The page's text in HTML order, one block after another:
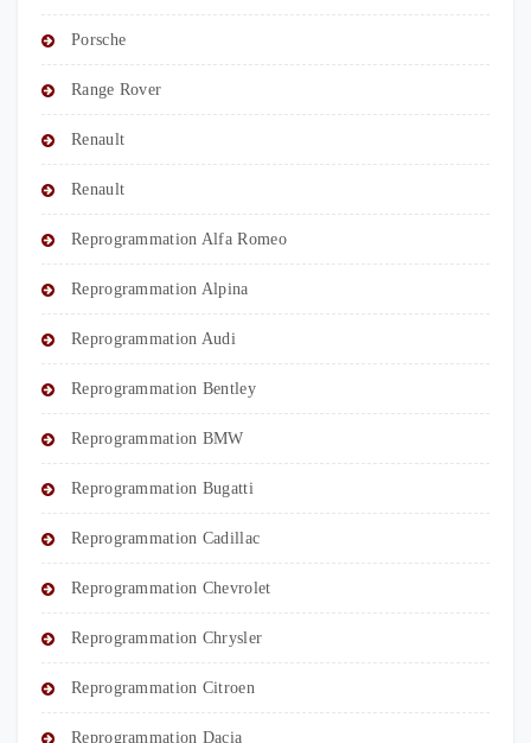
Porsche
Range Rover
Renault
Renault
Reprogrammation Alfa Romeo
Reprogrammation Alpina
Reprogrammation Audi
Reprogrammation Bentley
Reprogrammation BMW
Reprogrammation Bugatti
Reprogrammation Cadillac
Reprogrammation Chevrolet
Reprogrammation Chrysler
Reprogrammation Citroen
Reprogrammation Dacia